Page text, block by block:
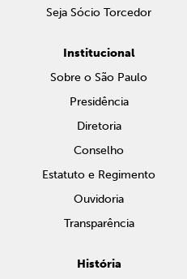
Seja Sócio Torcedor
Institucional
Sobre o São Paulo
Presidência
Diretoria
Conselho
Estatuto e Regimento
Ouvidoria
Transparência
História